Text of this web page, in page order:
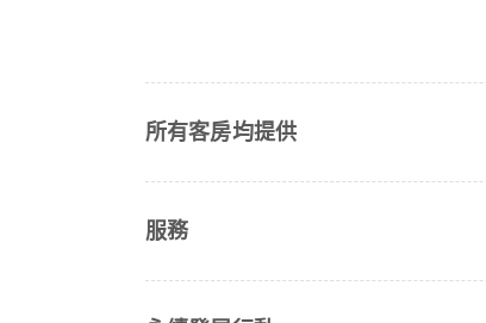
所有客房均提供
服務